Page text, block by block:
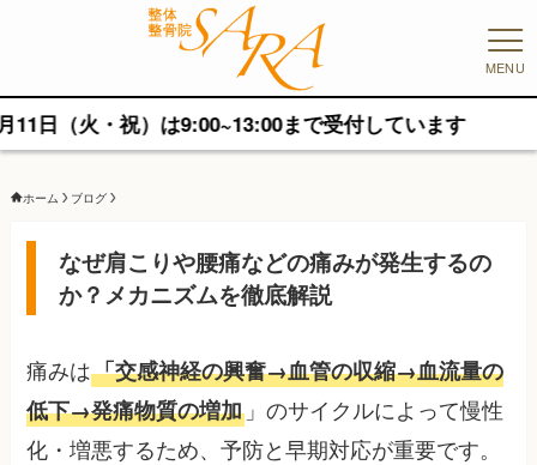
MENU
・祝）は9:00~13:00まで受付しています
ホーム ブログ
なぜ肩こりや腰痛などの痛みが発生するの
か？メカニズムを徹底解説
痛みは「交感神経の興奮→血管の収縮→血流量の
低下→発痛物質の増加 」のサイクルによって慢性
化・増悪するため、予防と早期対応が重要です。